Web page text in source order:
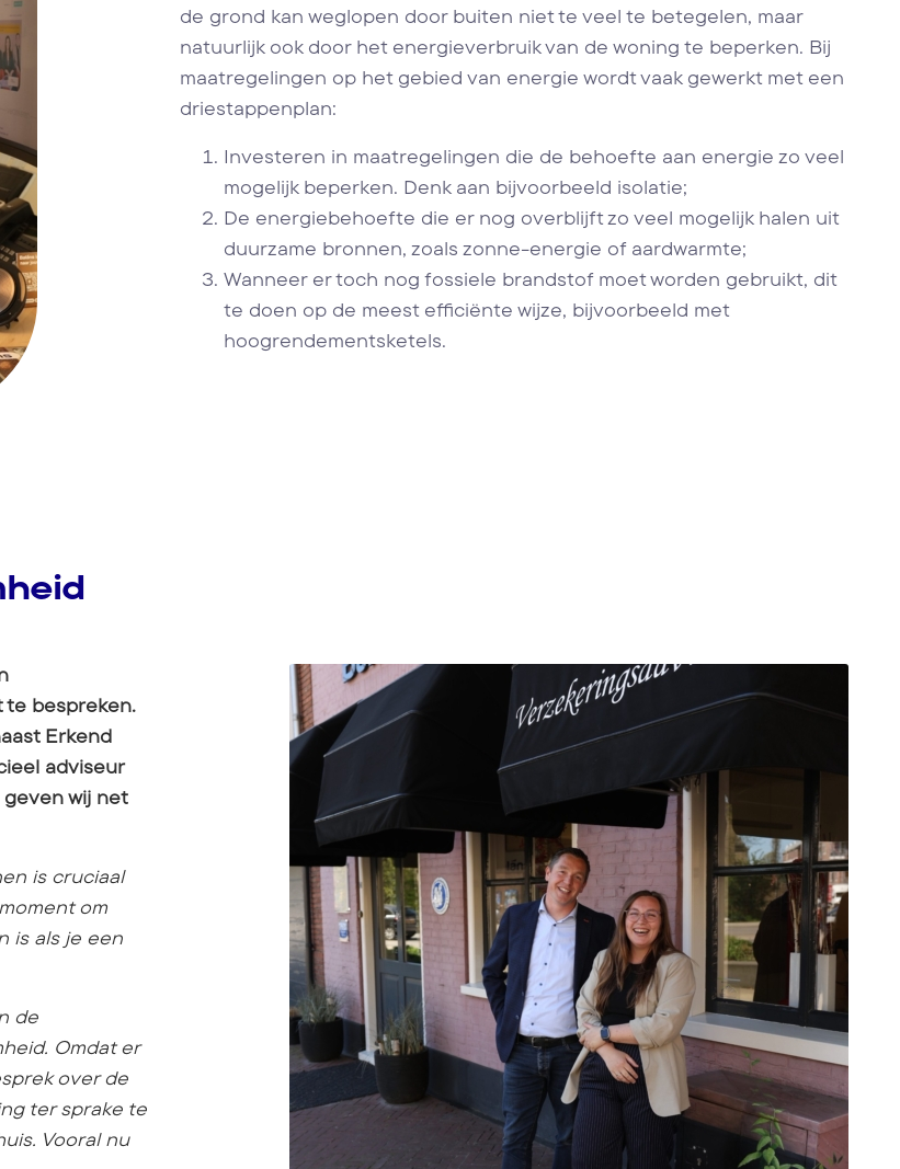
de grond kan weglopen door buiten niet te veel te betegelen, maar
natuurlijk ook door het energieverbruik van de woning te beperken. Bij
maatregelingen op het gebied van energie wordt vaak gewerkt met een
driestappenplan:
Investeren in maatregelingen die de behoefte aan energie zo veel
mogelijk beperken. Denk aan bijvoorbeeld isolatie;
De energiebehoefte die er nog overblijft zo veel mogelijk halen uit
duurzame bronnen, zoals zonne-energie of aardwarmte;
Wanneer er toch nog fossiele brandstof moet worden gebruikt, dit
te doen op de meest efficiënte wijze, bijvoorbeeld met
hoogrendementsketels.
te bespreken.
Erkend
adviseur
wij net
is cruciaal
om
is als je een
de
Omdat er
over de
ter sprake te
Vooral nu